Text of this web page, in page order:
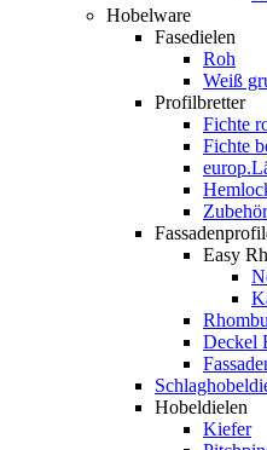
Hobelware
Fasedielen
Roh
Weiß
Profilbretter
Fichte
Fichte
Easy
Deckel
Hobeldielen
Kiefer